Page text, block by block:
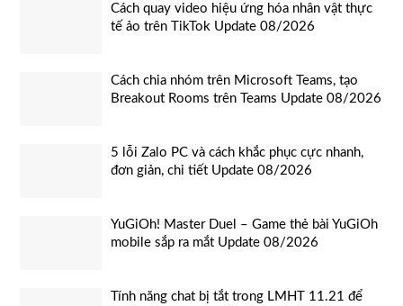
Cách quay video hiệu ứng hóa nhân vật thực
tế ảo trên TikTok Update 08/2026
Cách chia nhóm trên Microsoft Teams, tạo
Breakout Rooms trên Teams Update 08/2026
5 lỗi Zalo PC và cách khắc phục cực nhanh,
đơn giản, chi tiết Update 08/2026
YuGiOh! Master Duel – Game thẻ bài YuGiOh
mobile sắp ra mắt Update 08/2026
Tính năng chat bị tắt trong LMHT 11.21 để